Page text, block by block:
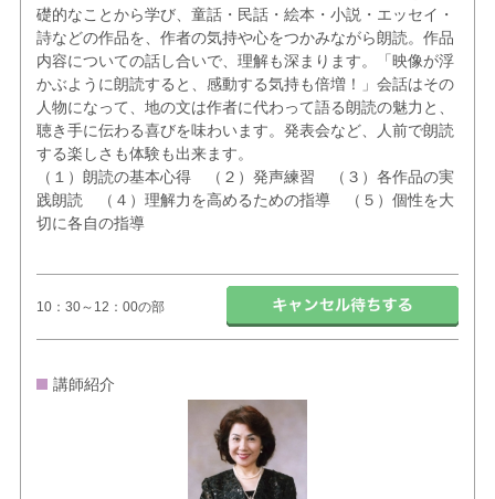
礎的なことから学び、童話・民話・絵本・小説・エッセイ・
詩などの作品を、作者の気持や心をつかみながら朗読。作品
内容についての話し合いで、理解も深まります。「映像が浮
かぶように朗読すると、感動する気持も倍増！」会話はその
人物になって、地の文は作者に代わって語る朗読の魅力と、
聴き手に伝わる喜びを味わいます。発表会など、人前で朗読
する楽しさも体験も出来ます。
（１）朗読の基本心得 （２）発声練習 （３）各作品の実
践朗読 （４）理解力を高めるための指導 （５）個性を大
切に各自の指導
10：30～12：00の部
講師紹介